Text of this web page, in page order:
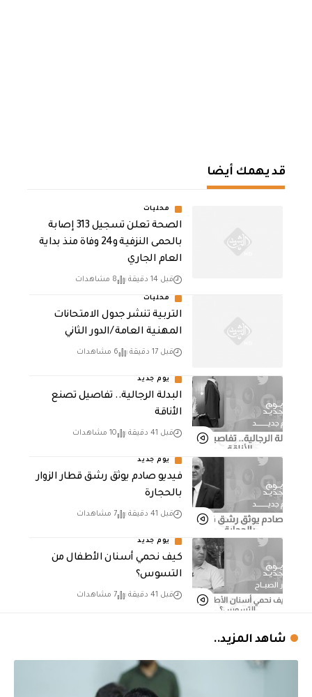
قد يهمك أيضا
محليات
الصحة تعلن تسجيل 313 إصابة
بالحمى النزفية و24 وفاة منذ بداية
العام الجاري
قبل 14 دقيقة 8 مشاهدات
محليات
التربية تنشر جدول الامتحانات
المهنية العامة /الدور الثاني
قبل 17 دقيقة 6 مشاهدات
يوم جديد
البدلة الرجالية.. تفاصيل تصنع
الأناقة
قبل 41 دقيقة 10 مشاهدات
يوم جديد
فيديو صادم يوثق رشق قطار الزوار
بالحجارة
قبل 41 دقيقة 7 مشاهدات
يوم جديد
كيف نحمي أسنان الأطفال من
التسوس؟
قبل 41 دقيقة 7 مشاهدات
شاهد المزيد..